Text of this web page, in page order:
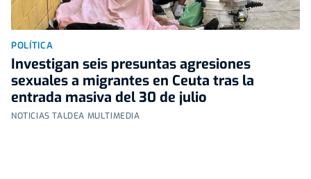
POLÍTICA
Investigan seis presuntas agresiones
sexuales a migrantes en Ceuta tras la
entrada masiva del 30 de julio
NOTICIAS TALDEA MULTIMEDIA